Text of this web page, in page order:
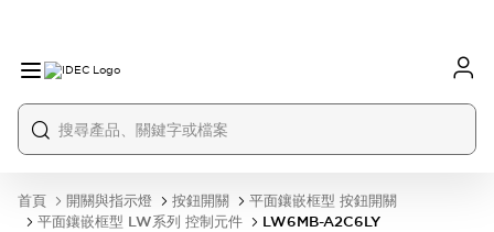
首頁 開關與指示燈 按鈕開關
平面鑲嵌框型 按鈕開關
平面鑲嵌框型 LW系列 控制元件
LW6MB-A2C6LY